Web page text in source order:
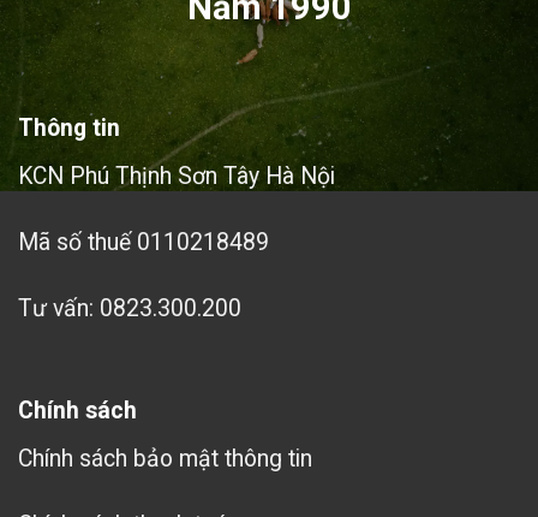
Thông tin
KCN Phú Thịnh Sơn Tây Hà Nội
Mã số thuế 0110218489
Tư vấn: 0823.300.200
Chính sách
Chính sách bảo mật thông tin